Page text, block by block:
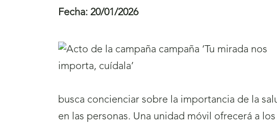
Fecha: 20/01/2026
busca concienciar sobre la importancia de la
en las personas. Una unidad móvil ofrecerá a